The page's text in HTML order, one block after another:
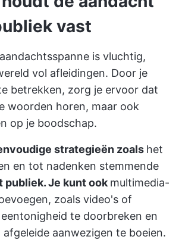
vast
is vluchtig,
vol afleidingen. Door je
betrekken, zorg je ervoor dat
woorden horen, maar ook
op je boodschap.
strategieën zoals het
en tot nadenken stemmende
publiek. Je kunt ook multimedia-
zoals video's of
te doorbreken en
aanwezigen te boeien.